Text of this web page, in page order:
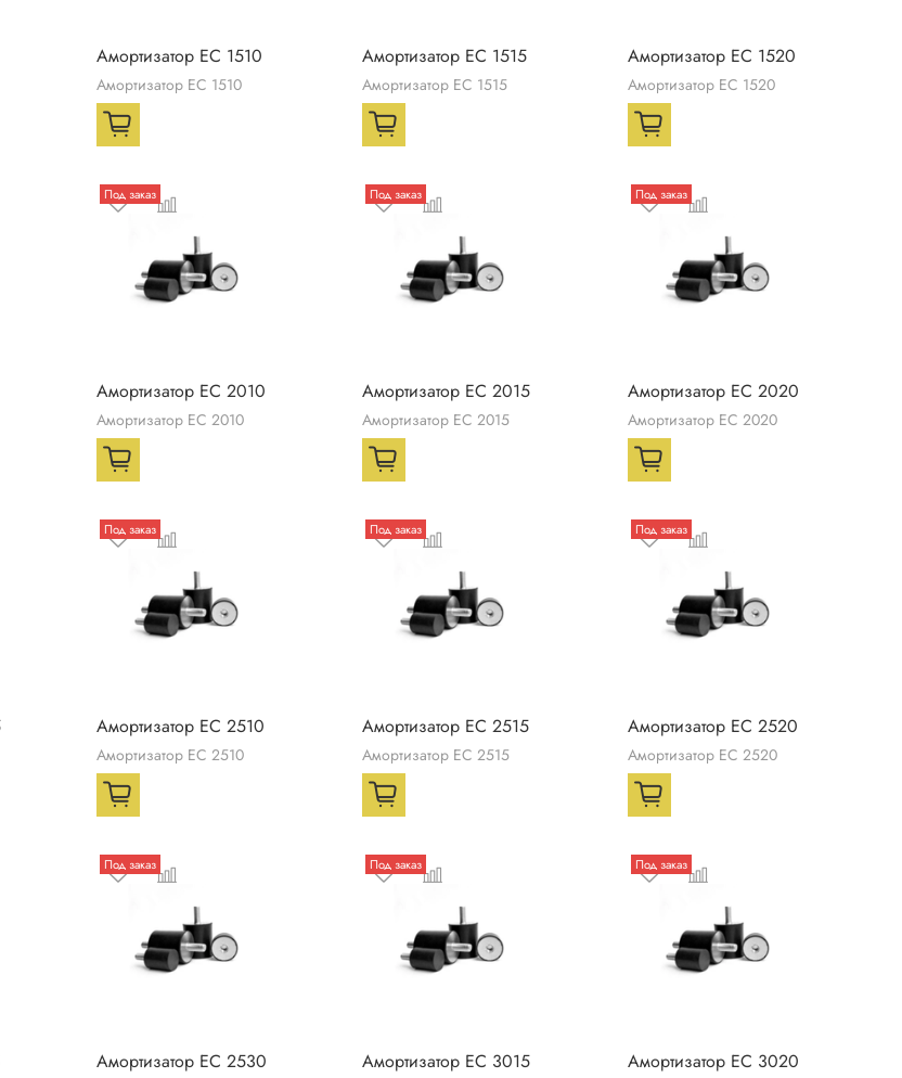
Амортизатор ЕС 1510
Амортизатор ЕС 1510
Амортизатор ЕС 1515
Амортизатор ЕС 1515
Амортизатор ЕС 1520
Амортизатор ЕС 1520
Под заказ
Амортизатор ЕС 2010
Амортизатор ЕС 2010
Под заказ
Амортизатор ЕС 2015
Амортизатор ЕС 2015
Под заказ
Амортизатор ЕС 2020
Амортизатор ЕС 2020
Под заказ
Амортизатор ЕС 2510
Амортизатор ЕС 2510
Под заказ
Амортизатор ЕС 2515
Амортизатор ЕС 2515
Под заказ
Амортизатор ЕС 2520
Амортизатор ЕС 2520
Под заказ
Амортизатор ЕС 2530
Под заказ
Амортизатор ЕС 3015
Под заказ
Амортизатор ЕС 3020